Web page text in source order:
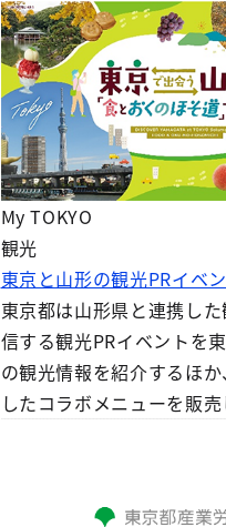
My TOKYO
観光
東京と山形の観光PRイベ
東京都は山形県と連携し
信する観光PRイベントを
の観光情報を紹介するほ
したコラボメニューを販